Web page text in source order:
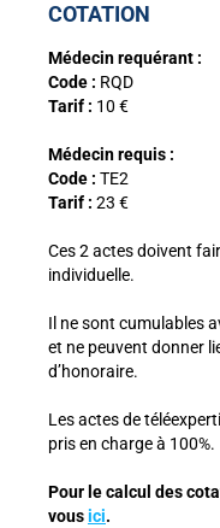
COTATION
Médecin requérant :
Code : RQD
Tarif : 10 €
Médecin requis :
Code : TE2
Tarif : 23 €
Ces 2 actes doivent
individuelle.
Il ne sont cumulables
et ne peuvent donner
d’honoraire.
Les actes de
prisen charge à 100%.
Pour le calcul des
vousici.